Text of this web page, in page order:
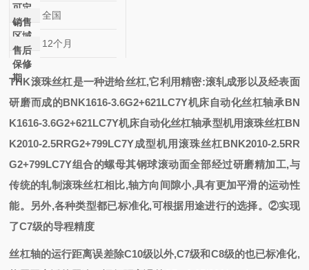
可定
制
销售
区域
全国
售后
保修
期
12个月
THK滚珠丝杠是一种进给丝杠,它利用精密:滚轧成形以及经表面
研磨而成的BNK1616-3.6G2+621LC7Y机床自动化丝杠轴承BN
K1616-3.6G2+621LC7Y机床自动化丝杠轴承型机用滚珠丝杠BN
K2010-2.5RRG2+799LC7Y成型机用滚珠丝杠BNK2010-2.5RR
G2+799LC7Y组合的螺母其钢球滚动面全部经过研磨精加工,与
传统的轧制滚珠丝杠相比,轴方向间隙小,具有更加平滑的运动性
能。另外,各种类型都已标准化,可根据用途进行的选择。②实现
了C7级的导程精度
丝杠轴的运行距离误差除C10级以外,C7级和C8级的也已标准化,